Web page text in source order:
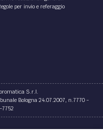
per invio e referaggio
S.r.l.
Bologna 24.07.2007, n.7770 -
7752